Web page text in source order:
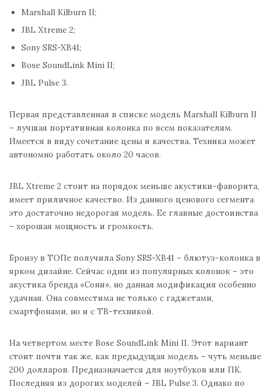
Marshall Kilburn II;
JBL Xtreme 2;
Sony SRS-XB41;
Bose SoundLink Mini II;
JBL Pulse 3.
Первая представленная в списке модель Marshall Kilburn II
– лучшая портативная колонка по всем показателям.
Имеется в виду сочетание цены и качества. Техника может
автономно работать около 20 часов.
JBL Xtreme 2 стоит на порядок меньше акустики-фаворита,
имеет приличное качество. Из данного ценового сегмента
это достаточно недорогая модель. Ее главные достоинства
– хорошая мощность и громкость.
Бронзу в ТОПе получила Sony SRS-XB41 – блютуз-колонка в
ярком дизайне. Сейчас одни из популярных колонок – это
акустика бренда «Сони», но данная модификация особенно
удачная. Она совместима не только с гаджетами,
смартфонами, но и с ТВ-техникой.
На четвертом месте Bose SoundLink Mini II. Этот вариант
стоит почти так же, как предыдущая модель – чуть меньше
200 долларов. Предназначается для ноутбуков или ПК.
Последняя из дорогих моделей – JBL Pulse 3. Однако по